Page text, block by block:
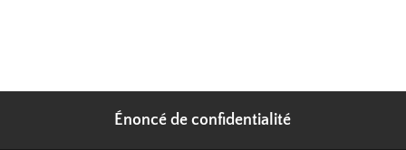
Énoncé de confidentialité